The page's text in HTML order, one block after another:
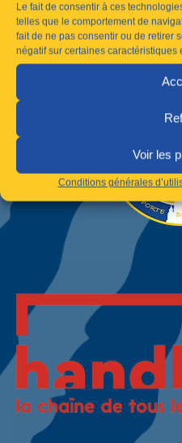
Le fait de consentir à ces
telles que le comportement de
fait de ne pas consentir ou de retirer
négatif sur certaines caractéristiques
Voir les
Conditions générales